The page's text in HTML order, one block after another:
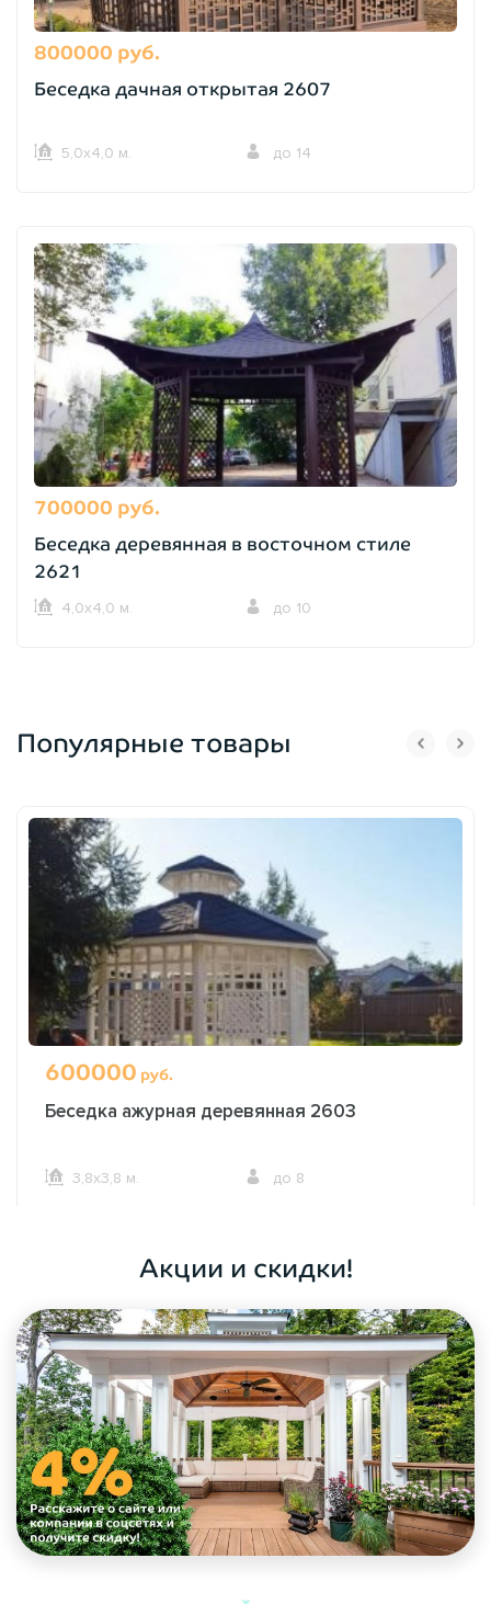
800000 руб.
Беседка дачная открытая 2607
5,0х4,0 м. до 14
700000 руб.
Беседка деревянная в восточном стиле
2621
4,0х4,0 м. до 10
Популярные товары
600000 руб.
Беседка ажурная деревянная 2603
3,8х3,8 м. до 8
Акции и скидки!